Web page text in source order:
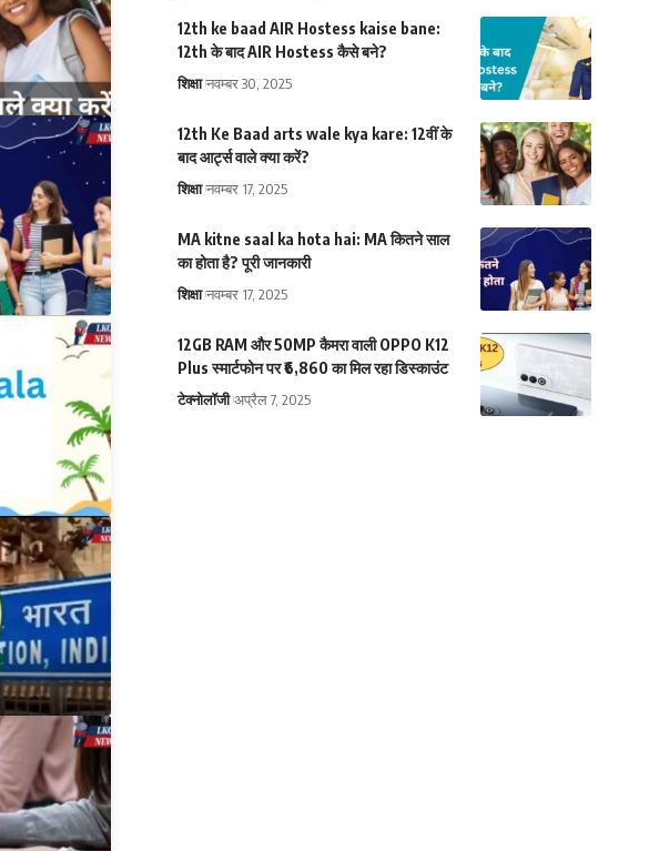
12th ke baad AIR Hostess kaise bane:
12th के बाद AIR Hostess कैसे बने?
शिक्षा नवम्बर 30, 2025
12th Ke Baad arts wale kya kare: 12वीं के
बाद आर्ट्स वाले क्या करें?
शिक्षा नवम्बर 17, 2025
MA kitne saal ka hota hai: MA कितने साल
का होता है? पूरी जानकारी
शिक्षा नवम्बर 17, 2025
12GB RAM और 50MP कैमरा वाली OPPO K12
Plus स्मार्टफोन पर ₹6,860 का मिल रहा डिस्काउंट
टेक्नोलॉजी अप्रैल 7, 2025